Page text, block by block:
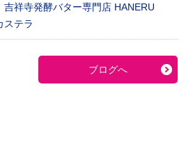
吉祥寺発酵バター専門店 HANERU
ステラ
ブログへ